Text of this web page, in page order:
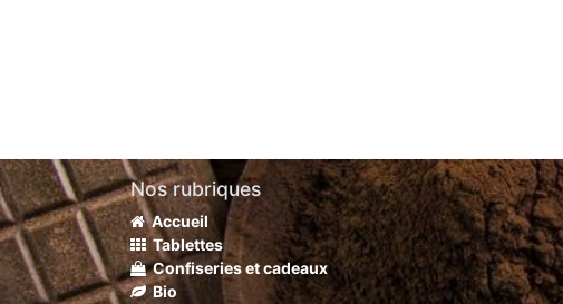
Nos rubriques
Accueil
Tablettes
Confiseries et cadeaux
Bio